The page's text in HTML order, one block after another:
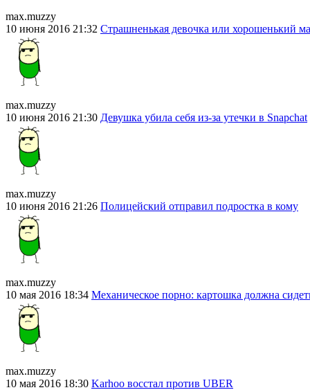
max.muzzy
10 июня 2016 21:32 Страшненькая девочка или хорошенький
max.muzzy
10 июня 2016 21:30 Девушка убила себя из-за утечки в Snapchat
max.muzzy
10 июня 2016 21:26 Полицейский отправил подростка в кому
max.muzzy
10 мая 2016 18:34 Механическое порно: картошка должна
max.muzzy
10 мая 2016 18:30 Karhoo восстал против UBER